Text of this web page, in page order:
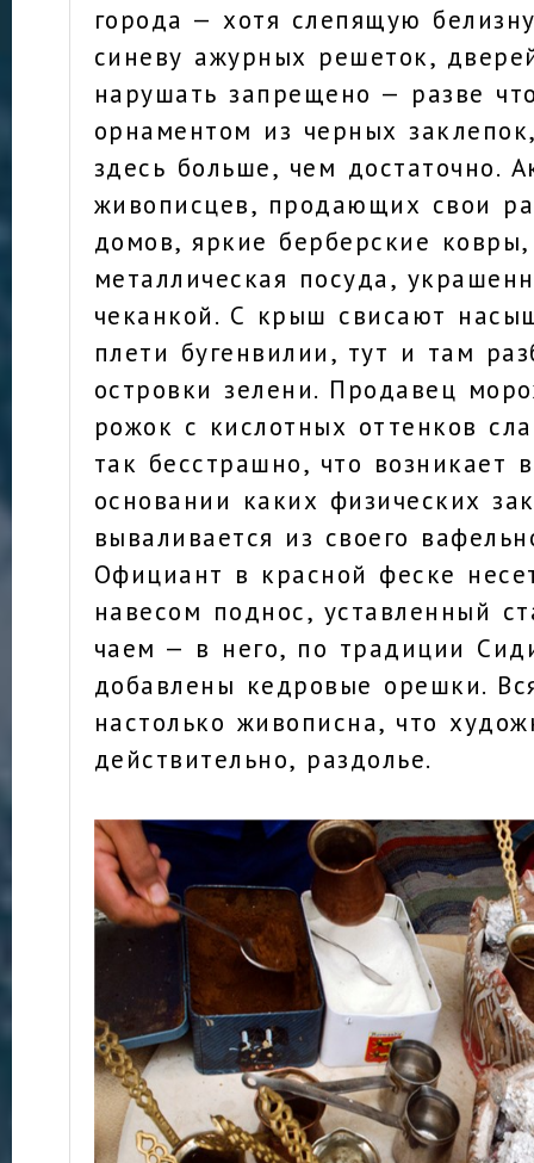
города — хотя слепящую
синеву ажурных решеток,
нарушать запрещено — разве
орнаментом из черных
здесь больше, чем достаточно.
живописцев, продающих свои
домов, яркие берберские
металлическая посуда,
чеканкой. С крыш свисают
плети бугенвилии, тут и там
островки зелени. Продавец
рожок с кислотных оттенков
так бесстрашно, что возникает
основании каких физических
вываливается из своего
Официант в красной феске
навесом поднос, уставленный
чаем — в него, по традиции
добавлены кедровые орешки.
настолько живописна, что
действительно, раздолье.